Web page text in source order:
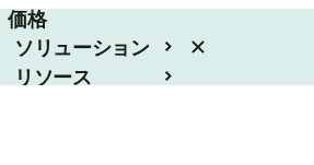
価格
ソリューション
リソース